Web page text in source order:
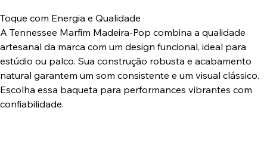
Toque com Energia e Qualidade
A Tennessee Marfim Madeira-Pop combina a qualidade
artesanal da marca com um design funcional, ideal para
estúdio ou palco. Sua construção robusta e acabamento
natural garantem um som consistente e um visual clássico.
Escolha essa baqueta para performances vibrantes com
confiabilidade.